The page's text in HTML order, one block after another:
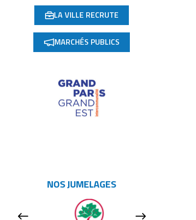
LA VILLE RECRUTE
(OUVERTURE DANS UN NOUVEL ONGLET)
MARCHÉS PUBLICS
(OUVERTURE DANS UN NOUVEL ONGLET)
NOS JUMELAGES